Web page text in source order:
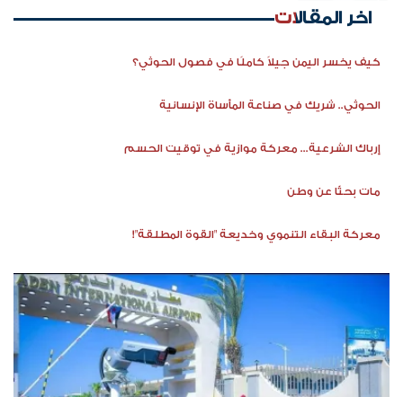
اخر المقالات
كيف يخسر اليمن جيلاً كاملًا في فصول الحوثي؟
الحوثي.. شريك في صناعة المأساة الإنسانية
إرباك الشرعية... معركة موازية في توقيت الحسم
مات بحثًا عن وطن
معركة البقاء التنموي وخديعة "القوة المطلقة"!